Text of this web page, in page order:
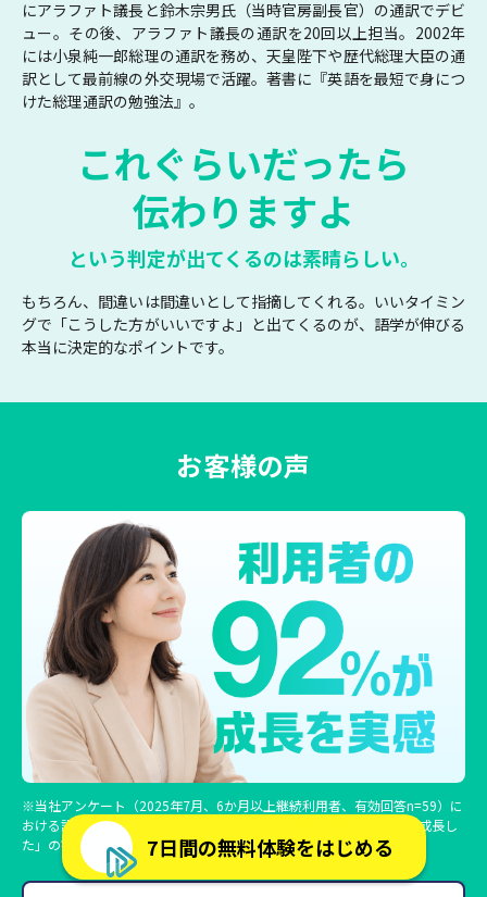
にアラファト議長と鈴木宗男氏（当時官房副長官）の通訳でデビ
ュー。その後、アラファト議長の通訳を20回以上担当。2002年
には小泉純一郎総理の通訳を務め、天皇陛下や歴代総理大臣の通
訳として最前線の外交現場で活躍。著書に『英語を最短で身につ
けた総理通訳の勉強法』。
これぐらいだったら
伝わりますよ
という判定が出てくるのは素晴らしい。
もちろん、間違いは間違いとして指摘してくれる。いいタイミン
グで「こうした方がいいですよ」と出てくるのが、語学が伸びる
本当に決定的なポイントです。
お客様の声
※当社アンケート（2025年7月、6か月以上継続利用者、有効回答n=59）に
おける設問「スピーキング力の成長実感」への回答「成長した/やや成長し
た」の割合。効果には個人差があります。7日間の無料体験をはじめる